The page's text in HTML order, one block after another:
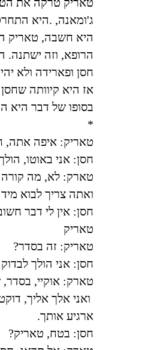
ג'ומאנה, .היא
היא חשבה, טאריק
הרופא, וזה ישתנה.
חסן ופארידה ולא
אז היא קיוותה
בסופו של דבר היא
*
טאריק: איפה אתה,
חסן: אני באוטו,
טארק: לא, מה
ואתה צריך לבוא מיד
חסן: אין לי דבר
טאריק
טאריק: זה בסדר?
חסן: אני הולך
טארק: אוקיי,
ואני אלך אליך,
ארגיע אותך.
חסן: בטח, טאריק?